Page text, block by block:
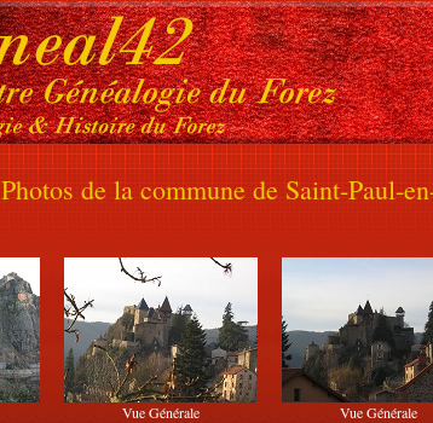
Photos de la commune de Saint-Paul-
Vue Générale Vue Générale